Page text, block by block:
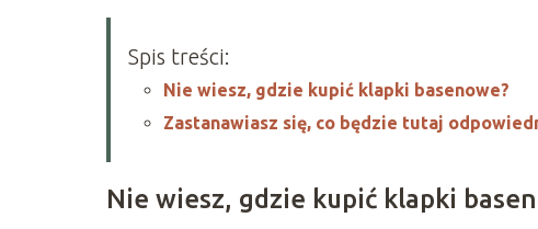
Spis treści:
Nie wiesz, gdzie kupić klapki basenowe?
Zastanawiasz się, co będzie tutaj
Nie wiesz, gdzie kupić klapki